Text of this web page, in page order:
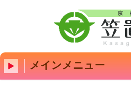
メインメニュー